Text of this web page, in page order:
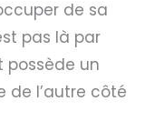
de sa
pas là par
un
de l’autre côté